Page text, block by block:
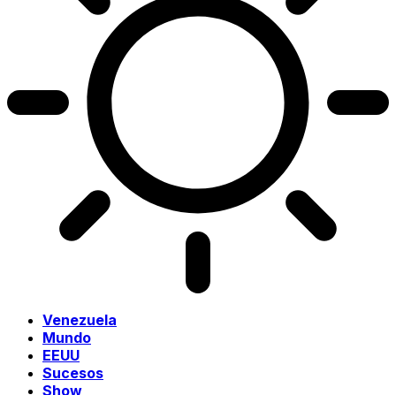
Venezuela
Mundo
EEUU
Sucesos
Show